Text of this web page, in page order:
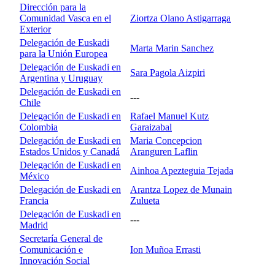
Dirección para la
Comunidad Vasca en el
Exterior
Ziortza Olano Astigarraga
Delegación de Euskadi
para la Unión Europea
Marta Marin Sanchez
Delegación de Euskadi en
Argentina y Uruguay
Sara Pagola Aizpiri
Delegación de Euskadi en
Chile
---
Delegación de Euskadi en
Colombia
Rafael Manuel Kutz
Garaizabal
Delegación de Euskadi en
Estados Unidos y Canadá
Maria Concepcion
Aranguren Laflin
Delegación de Euskadi en
México
Ainhoa Apezteguia Tejada
Delegación de Euskadi en
Francia
Arantza Lopez de Munain
Zulueta
Delegación de Euskadi en
Madrid
---
Secretaría General de
Comunicación e
Innovación Social
Ion Muñoa Errasti